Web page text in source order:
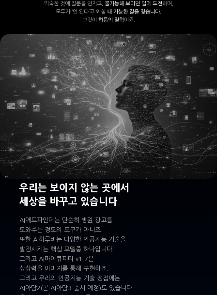
익숙한 것에 질문을 던지고, 불가능해 보이던 일에 도전하며,
모두가 ‘안 된다’고 외칠 때 가능한 길을 찾습니다.
그것이 하룹의 철학이죠.
우리는 보이지 않는 곳에서
세상을 바꾸고 있습니다
AI애드파인더는 단순히 병원 광고를
도와주는 정도의 도구가 아니죠.
또한 AI하루비는 다양한 인공지능 기술을
발전시키는 핵심 모델중 하나입니다.
그리고 AI마이큐피티 v1.7은
상상력을 이미지를 통해 구현하죠.
그리고 우리의 인공지능 기술 정점에는
AI아담2(곧 AI아담3 출시 예정)도 있습니다.